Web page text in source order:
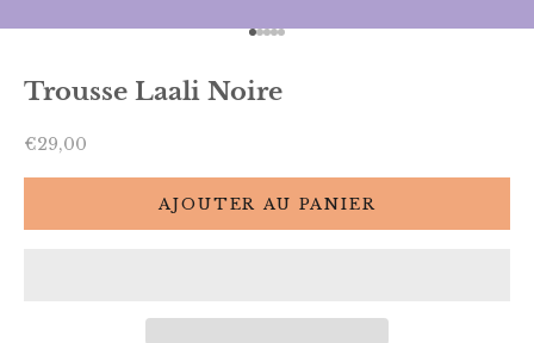
Aller à l'élément 1
Aller à l'élément 2
Aller à l'élément 3
Aller à l'élément 4
Aller à l'élément 5
Trousse Laali Noire
Prix de vente
€29,00
AJOUTER AU PANIER